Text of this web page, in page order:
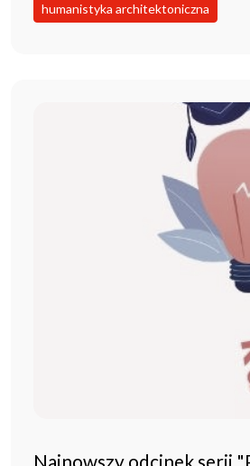
humanistyka architektoniczna
Najnowszy odcinek serii